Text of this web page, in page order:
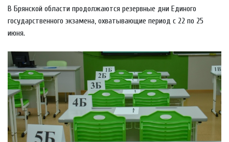
В Брянской области продолжаются резервные дни Единого
государственного экзамена, охватывающие период с 22 по 25
июня.